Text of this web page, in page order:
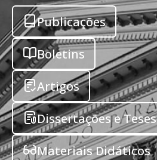
Publicações
Boletins
Artigos
Dissertações e Teses
Materiais Didáticos